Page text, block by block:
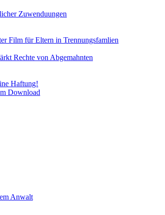
Zuwenduungen
Film für Eltern in Trennungsfamlien
Rechte von Abgemahnten
Haftung!
Download
Anwalt